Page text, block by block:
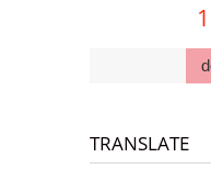
TRANSLATE